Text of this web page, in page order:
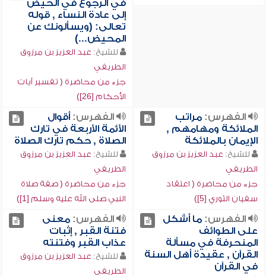
في الرجوع في الحيض
إلى عادة النساء , قوله
تعالى: (ويسألونك عن
المحيض...)
للشيخ: عبد العزيز بن مرزوق
الطريفي
جزء من محاضرة ( تفسير آيات
الأحكام [26])
الفهرس:مراتب
الملائكة ومهامهم ,
الإيمان بالملائكة
للشيخ: عبد العزيز بن مرزوق
الطريفي
جزء من محاضرة ( اعتقاد
سفيان الثوري [5])
الفهرس:أقوال
الأئمة الأربعة في تارك
الصلاة , حكم تارك الصلاة
للشيخ: عبد العزيز بن مرزوق
الطريفي
جزء من محاضرة ( صفة صلاة
النبي صلى الله عليه وسلم [1])
الفهرس:ما أشكل
على الطوائف
المنحرفة في مسألة
القرآن , عقيدة أهل السنة
في القرآن
الفهرس:معنى
فتنة القبر , إثبات
عذاب القبر وفتنته
للشيخ: عبد العزيز بن مرزوق
الطريفي